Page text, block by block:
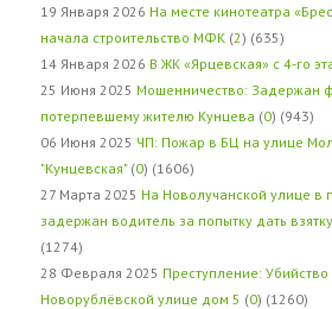
19 Января 2026 На месте кинотеатра
начала строительство МФК (2) (635)
14 Января 2026 В ЖК «Ярцевская» с 4-го
25 Июня 2025 Мошенничество: Задержан
потерпевшему жителю Кунцева (0) (943)
06 Июня 2025 ЧП: Пожар в БЦ на улице
"Кунцевская" (0) (1606)
27 Марта 2025 На Новолучанской улице в
задержан водитель за попытку дать
(1274)
28 Февраля 2025 Преступление:
Новорублёвской улице дом 5 (0) (1260)